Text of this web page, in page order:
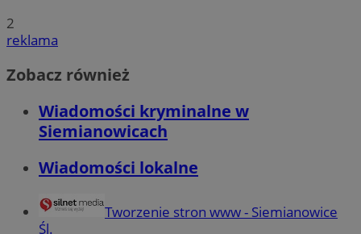
2
reklama
Zobacz również
Wiadomości kryminalne w
Siemianowicach
Wiadomości lokalne
Tworzenie stron www - Siemianowice
Śl.